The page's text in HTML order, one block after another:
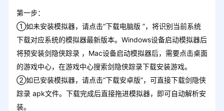
第一步：
①如未安装模拟器，请点击“下载电脑版 ”，将识别当前系统
下载对应系统的模拟器最新版本。Windows设备启动模拟器后
将预安装剑隐侠踪录 ，Mac设备启动模拟器后，需要点击桌面
的游戏中心，在游戏中心搜索剑隐侠踪录下载安装游戏。
②如已安装模拟器，请点击“下载安卓版”，可直接下载剑隐侠
踪录 apk文件。下载完成后直接拖进模拟器，即可自动解析安
装。